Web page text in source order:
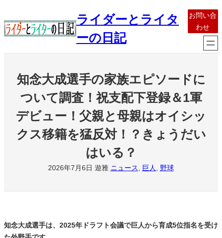
容
を
ライダーとライタ
ーの日記
お問い合
わせ
知念大成選手の家族エピソードに
ついて調査！祝支配下登録＆1軍
デビュー！父親と母親はオイシッ
クス移籍を猛反対！？きょうだい
はいる？
2026年7月6日 遊雅 ニュース, 巨人, 野球
知念大成選手は、2025年ドラフト会議で巨人から育成5位指名を受け